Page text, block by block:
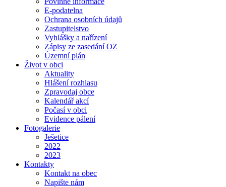
E-podatelna
Ochrana osobních údajů
Zastupitelstvo
Vyhlášky a nařízení
Zápisy ze zasedání OZ
Územní plán
Život v obci
Aktuality
Hlášení rozhlasu
Zpravodaj obce
Kalendář akcí
Počasí v obci
Evidence pálení
Fotogalerie
Ješetice
2022
2023
Kontakty
Kontakt na obec
Napište nám